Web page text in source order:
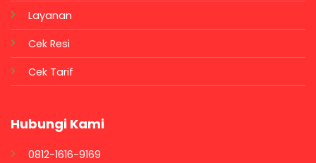
Layanan
Cek Resi
Cek Tarif
Hubungi Kami
0812-1616-9169